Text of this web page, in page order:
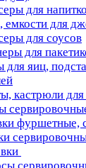
для
емкости для
для соусов
для
для яиц,
кастрюли
фуршетные,